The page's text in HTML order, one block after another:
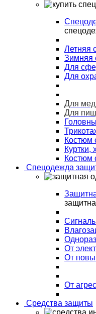
Летняя
Зимняя
Для
Для
Для
Для
Костюм
Куртки,
Костюм
Спецодежда
От
От
От
Средства защиты